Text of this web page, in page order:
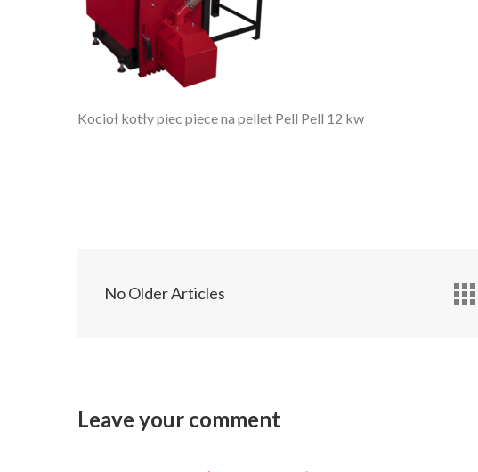
Kocioł kotły piec piece na pellet Pell Pell 12 kw
No Older Articles
Leave your comment